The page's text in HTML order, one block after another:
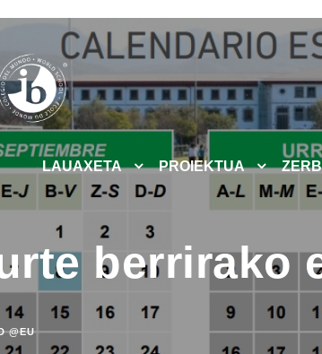
LAUAXETA PROIEKTUA
berrirako
@EU